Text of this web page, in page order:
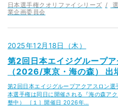
日本選手権クオリファイシリーズ
業企画委員会
2025年12月18日（木）
第2回日本エイジグループ
（2026/東京・海の森） 出
第2回日本エイジグループアクアスロン
本選手権は同日に開催される『海の森ア
整中） ［１］開催日 2026年…